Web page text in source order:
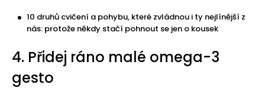
10 druhů cvičení a pohybu, které zvládnou i ty nejlínější z
nás: protože někdy stačí pohnout se jen o kousek
4. Přidej ráno malé omega-3
gesto